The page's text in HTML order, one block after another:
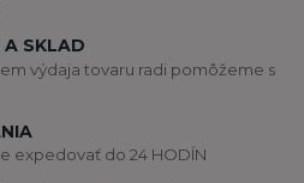
A SKLAD
výdaja tovaru radi pomôžeme s
expedovať do 24 HODÍN